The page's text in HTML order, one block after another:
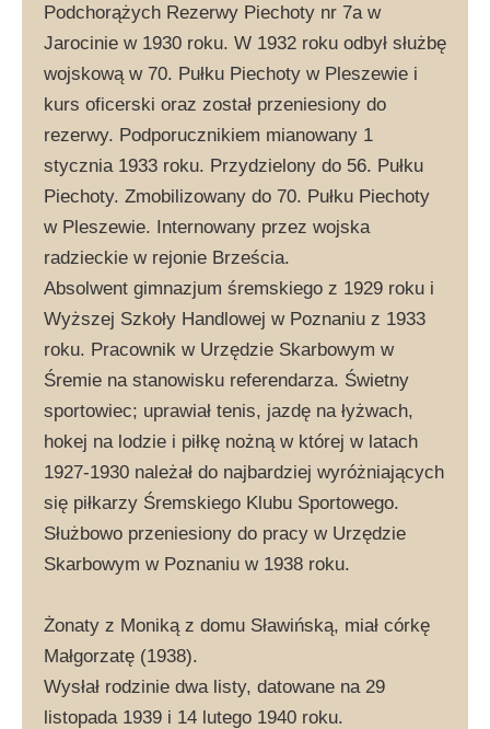
Podchorążych Rezerwy Piechoty nr 7a w
Jarocinie w 1930 roku. W 1932 roku odbył służbę
wojskową w 70. Pułku Piechoty w Pleszewie i
kurs oficerski oraz został przeniesiony do
rezerwy. Podporucznikiem mianowany 1
stycznia 1933 roku. Przydzielony do 56. Pułku
Piechoty. Zmobilizowany do 70. Pułku Piechoty
w Pleszewie. Internowany przez wojska
radzieckie w rejonie Brześcia.
Absolwent gimnazjum śremskiego z 1929 roku i
Wyższej Szkoły Handlowej w Poznaniu z 1933
roku. Pracownik w Urzędzie Skarbowym w
Śremie na stanowisku referendarza. Świetny
sportowiec; uprawiał tenis, jazdę na łyżwach,
hokej na lodzie i piłkę nożną w której w latach
1927-1930 należał do najbardziej wyróżniających
się piłkarzy Śremskiego Klubu Sportowego.
Służbowo przeniesiony do pracy w Urzędzie
Skarbowym w Poznaniu w 1938 roku.
Żonaty z Moniką z domu Sławińską, miał córkę
Małgorzatę (1938).
Wysłał rodzinie dwa listy, datowane na 29
listopada 1939 i 14 lutego 1940 roku.